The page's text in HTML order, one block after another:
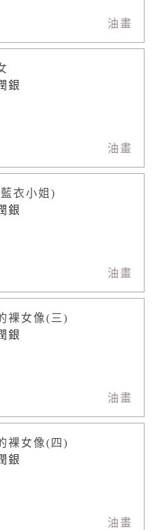
油畫
銀
油畫
衣小姐)
銀
油畫
裸女像(三)
銀
油畫
裸女像(四)
銀
油畫